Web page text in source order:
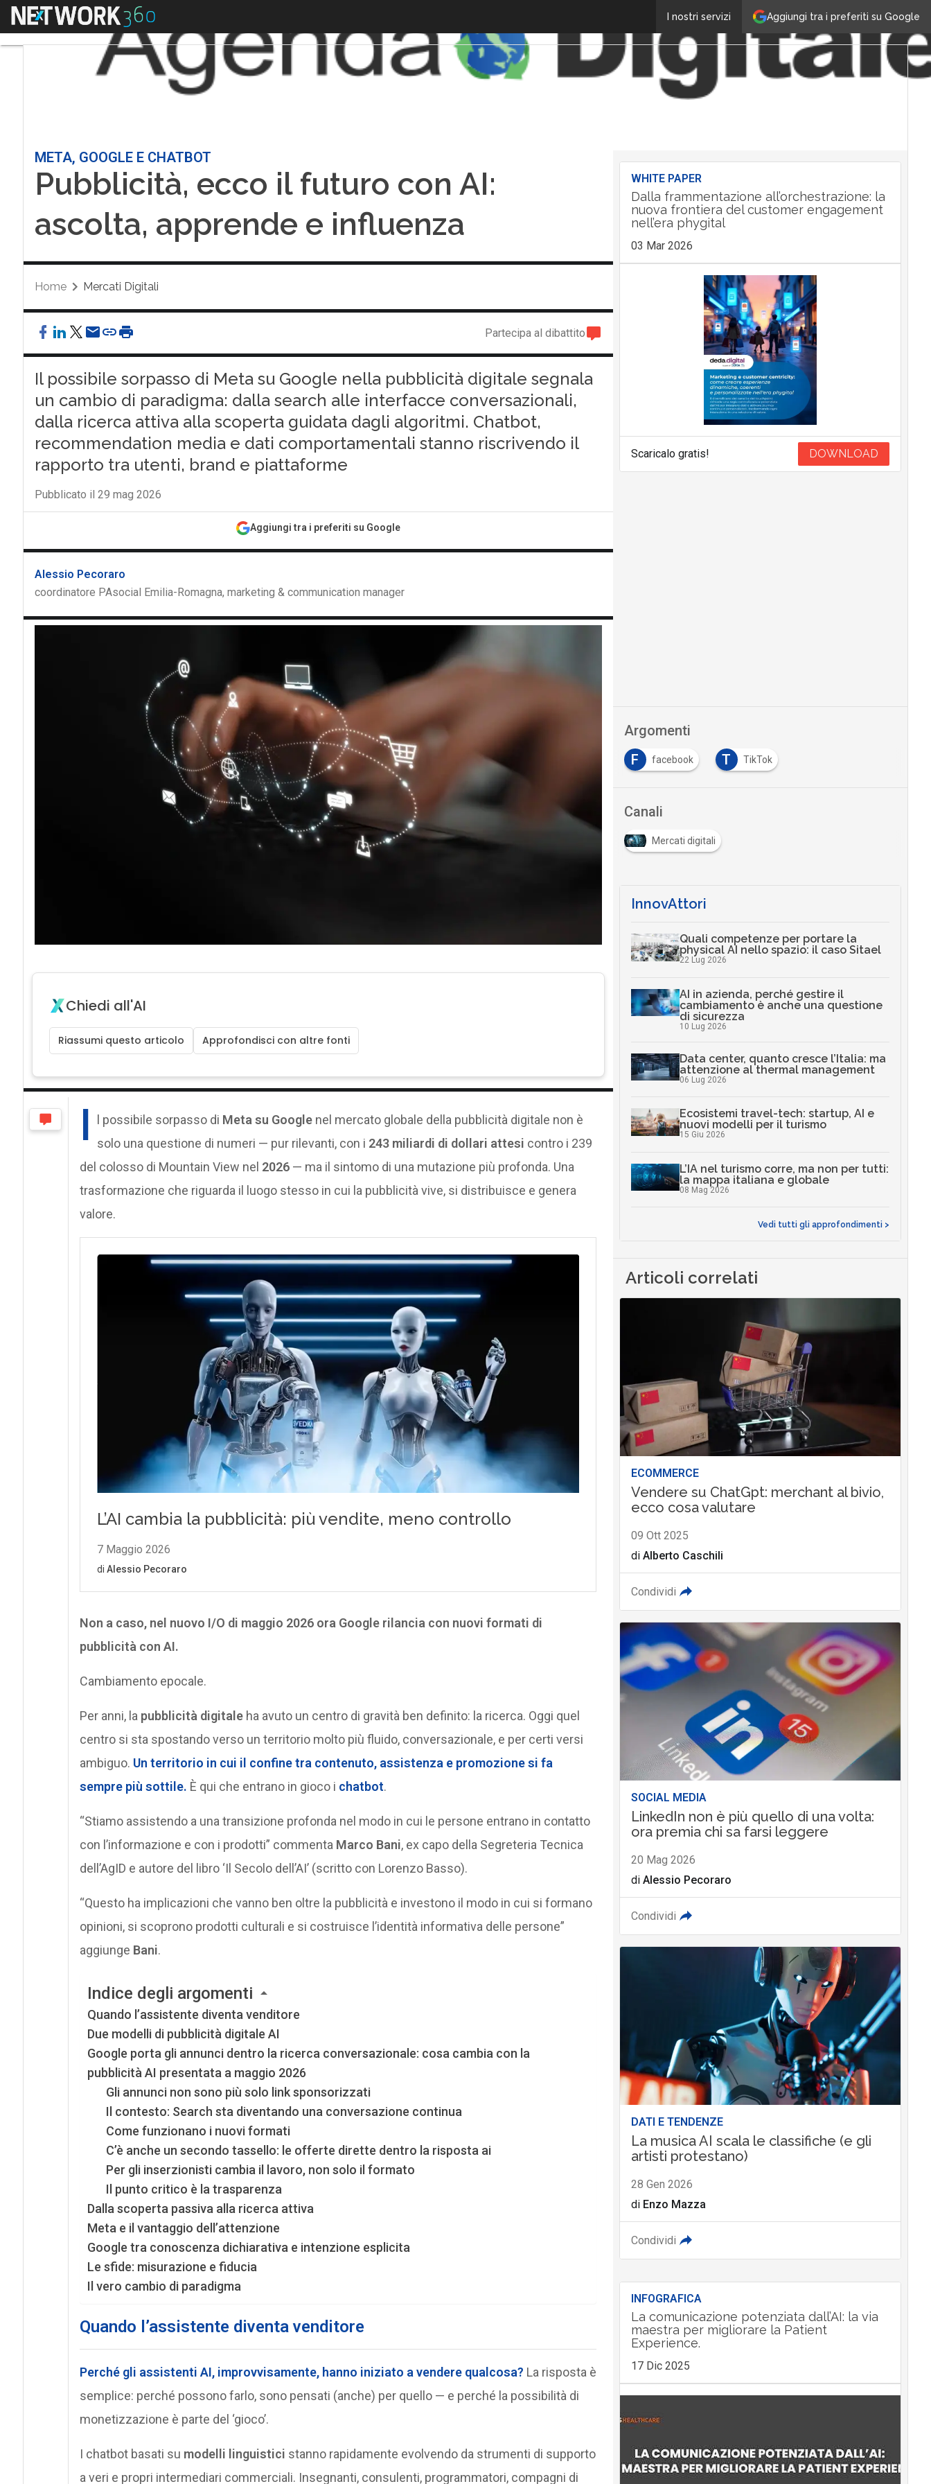
Aggiungi tra i preferiti su Google
I nostri servizi
Menu
META, GOOGLE E CHATBOT
Pubblicità, ecco il futuro con AI:
ascolta, apprende e influenza
Home Mercati Digitali
Partecipa al dibattito
Il possibile sorpasso di Meta su Google nella pubblicità digitale segnala
un cambio di paradigma: dalla search alle interfacce conversazionali,
dalla ricerca attiva alla scoperta guidata dagli algoritmi. Chatbot,
recommendation media e dati comportamentali stanno riscrivendo il
rapporto tra utenti, brand e piattaforme
Pubblicato il 29 mag 2026
Aggiungi tra i preferiti su Google
Alessio Pecoraro
coordinatore PAsocial Emilia-Romagna, marketing & communication manager
Chiedi all'AI
Riassumi questo articolo Approfondisci con altre fonti
I l possibile sorpasso di Meta su Googlenel mercato globale della pubblicità digitale non è
solo una questione di numeri — pur rilevanti, con i 243 miliardi di dollari attesi contro i 239
del colosso di Mountain View nel 2026 — ma il sintomo di una mutazione più profonda. Una
trasformazione che riguarda il luogo stesso in cui la pubblicità vive, si distribuisce e genera
valore.
Non a caso, nel nuovo I/O di maggio 2026 ora Google rilancia con nuovi formati di
pubblicità con AI.
Cambiamento epocale.
Per anni, la pubblicità digitaleha avuto un centro di gravità ben definito: la ricerca. Oggi quel
centro si sta spostando verso un territorio molto più fluido, conversazionale, e per certi versi
ambiguo. Un territorio in cui il confine tra contenuto, assistenza e promozione si fa
sempre più sottile. È qui che entrano in gioco i chatbot.
“Stiamo assistendo a una transizione profonda nel modo in cui le persone entrano in contatto
con l’informazione e con i prodotti” commenta Marco Bani, ex capo della Segreteria Tecnica
dell’AgID e autore del libro ‘Il Secolo dell’AI’ (scritto con Lorenzo Basso).
“Questo ha implicazioni che vanno ben oltre la pubblicità e investono il modo in cui si formano
opinioni, si scoprono prodotti culturali e si costruisce l’identità informativa delle persone”
aggiunge Bani.
Indice degli argomenti
Quando l’assistente diventa venditore
Due modelli di pubblicità digitale AI
Google porta gli annunci dentro la ricerca conversazionale: cosa cambia con la
pubblicità AI presentata a maggio 2026
Gli annunci non sono più solo link sponsorizzati
Il contesto: Search sta diventando una conversazione continua
Come funzionano i nuovi formati
C’è anche un secondo tassello: le offerte dirette dentro la risposta ai
Per gli inserzionisti cambia il lavoro, non solo il formato
Il punto critico è la trasparenza
Dalla scoperta passiva alla ricerca attiva
Meta e il vantaggio dell’attenzione
Google tra conoscenza dichiarativa e intenzione esplicita
Le sfide: misurazione e fiducia
Il vero cambio di paradigma
Quando l’assistente diventa venditore
Perché gli assistenti AI, improvvisamente, hanno iniziato a vendere qualcosa? La risposta è
semplice: perché possono farlo, sono pensati (anche) per quello — e perché la possibilità di
monetizzazione è parte del ‘gioco’.
I chatbot basati su modelli linguistici stanno rapidamente evolvendo da strumenti di supporto
a veri e propri intermediari commerciali. Insegnanti, consulenti, programmatori, compagni di
WHITE PAPER
Dalla frammentazione all’orchestrazione: la
nuova frontiera del customer engagement
nell’era phygital
03 Mar 2026
Scaricalo gratis! DOWNLOAD
Argomenti
F
facebook T TikTok
Canali
Mercati digitali
InnovAttori
Quali competenze per portare la
physical AI nello spazio: il caso Sitael
22 Lug 2026
AI in azienda, perché gestire il
cambiamento è anche una questione
di sicurezza
10 Lug 2026
Data center, quanto cresce l’Italia: ma
attenzione al thermal management
06 Lug 2026
Ecosistemi travel-tech: startup, AI e
nuovi modelli per il turismo
15 Giu 2026
L’IA nel turismo corre, ma non per tutti:
la mappa italiana e globale
08 Mag 2026
Vedi tutti gli approfondimenti >
Articoli correlati
ECOMMERCE
Vendere su ChatGpt: merchant al bivio,
ecco cosa valutare
09 Ott 2025
di Alberto Caschili
Condividi
SOCIAL MEDIA
LinkedIn non è più quello di una volta:
ora premia chi sa farsi leggere
20 Mag 2026
di Alessio Pecoraro
Condividi
DATI E TENDENZE
La musica AI scala le classifiche (e gli
artisti protestano)
28 Gen 2026
di Enzo Mazza
Condividi
INFOGRAFICA
La comunicazione potenziata dall’AI: la via
maestra per migliorare la Patient
Experience.
17 Dic 2025